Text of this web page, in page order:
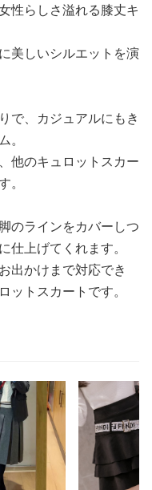
性らしさ溢れる膝丈キ
美しいシルエットを演
で、カジュアルにもき
他のキュロットスカー
。
のラインをカバーしつ
仕上げてくれます。
出かけまで対応でき
ットスカートです。